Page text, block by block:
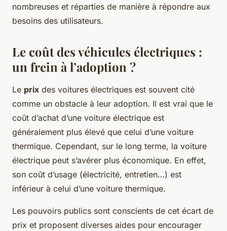
nombreuses et réparties de manière à répondre aux
besoins des utilisateurs.
Le coût des véhicules électriques :
un frein à l’adoption ?
Le prix des voitures électriques est souvent cité
comme un obstacle à leur adoption. Il est vrai que le
coût d’achat d’une voiture électrique est
généralement plus élevé que celui d’une voiture
thermique. Cependant, sur le long terme, la voiture
électrique peut s’avérer plus économique. En effet,
son coût d’usage (électricité, entretien…) est
inférieur à celui d’une voiture thermique.
Les pouvoirs publics sont conscients de cet écart de
prix et proposent diverses aides pour encourager